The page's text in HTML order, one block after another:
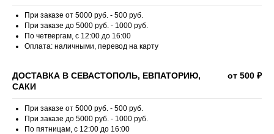
При заказе от 5000 руб. - 500 руб.
При заказе до 5000 руб. - 1000 руб.
По четвергам, с 12:00 до 16:00
Оплата: наличными, перевод на карту
ДОСТАВКА В СЕВАСТОПОЛЬ, ЕВПАТОРИЮ,
САКИ
от 500 ₽
При заказе от 5000 руб. - 500 руб.
При заказе до 5000 руб. - 1000 руб.
По пятницам, с 12:00 до 16:00